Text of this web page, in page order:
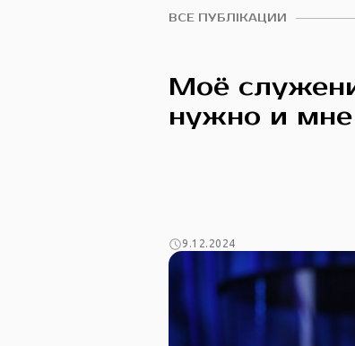
ВСЕ ПУБЛІКАЦИИ
Моё
нужно и
9.12.2024